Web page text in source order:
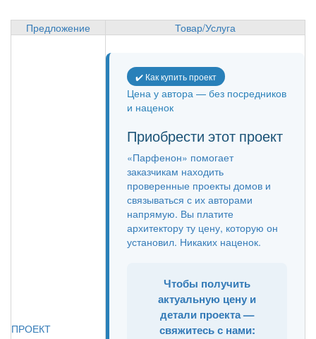
Предложение Товар/Услуга
ПРОЕКТ
✔️ Как купить проект
Цена у автора — без посредников
и наценок
Приобрести этот проект
«Парфенон» помогает
заказчикам находить
проверенные проекты домов и
связываться с их авторами
напрямую. Вы платите
архитектору ту цену, которую он
установил. Никаких наценок.
Чтобы получить
актуальную цену и
детали проекта —
свяжитесь с нами: